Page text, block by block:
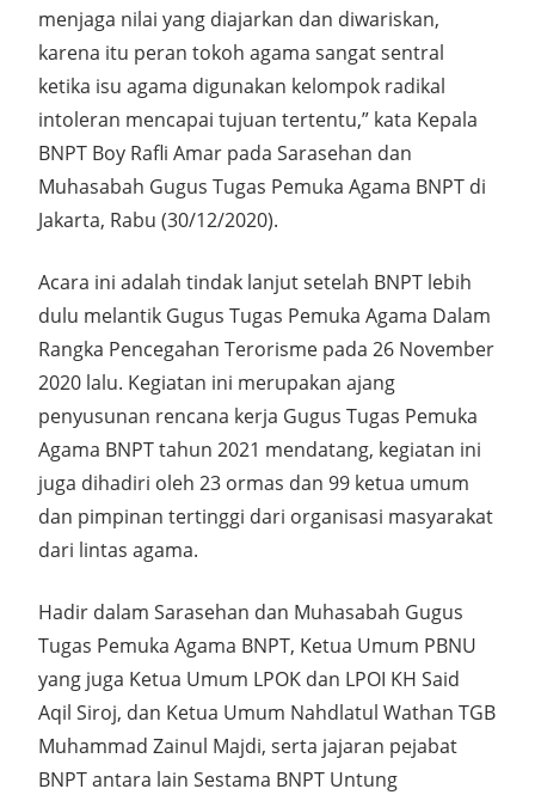
menjaga nilai yang diajarkan dan diwariskan,
karena itu peran tokoh agama sangat sentral
ketika isu agama digunakan kelompok radikal
intoleran mencapai tujuan tertentu,” kata Kepala
BNPT Boy Rafli Amar pada Sarasehan dan
Muhasabah Gugus Tugas Pemuka Agama BNPT di
Jakarta, Rabu (30/12/2020).
Acara ini adalah tindak lanjut setelah BNPT lebih
dulu melantik Gugus Tugas Pemuka Agama Dalam
Rangka Pencegahan Terorisme pada 26 November
2020 lalu. Kegiatan ini merupakan ajang
penyusunan rencana kerja Gugus Tugas Pemuka
Agama BNPT tahun 2021 mendatang, kegiatan ini
juga dihadiri oleh 23 ormas dan 99 ketua umum
dan pimpinan tertinggi dari organisasi masyarakat
dari lintas agama.
Hadir dalam Sarasehan dan Muhasabah Gugus
Tugas Pemuka Agama BNPT, Ketua Umum PBNU
yang juga Ketua Umum LPOK dan LPOI KH Said
Aqil Siroj, dan Ketua Umum Nahdlatul Wathan TGB
Muhammad Zainul Majdi, serta jajaran pejabat
BNPT antara lain Sestama BNPT Untung